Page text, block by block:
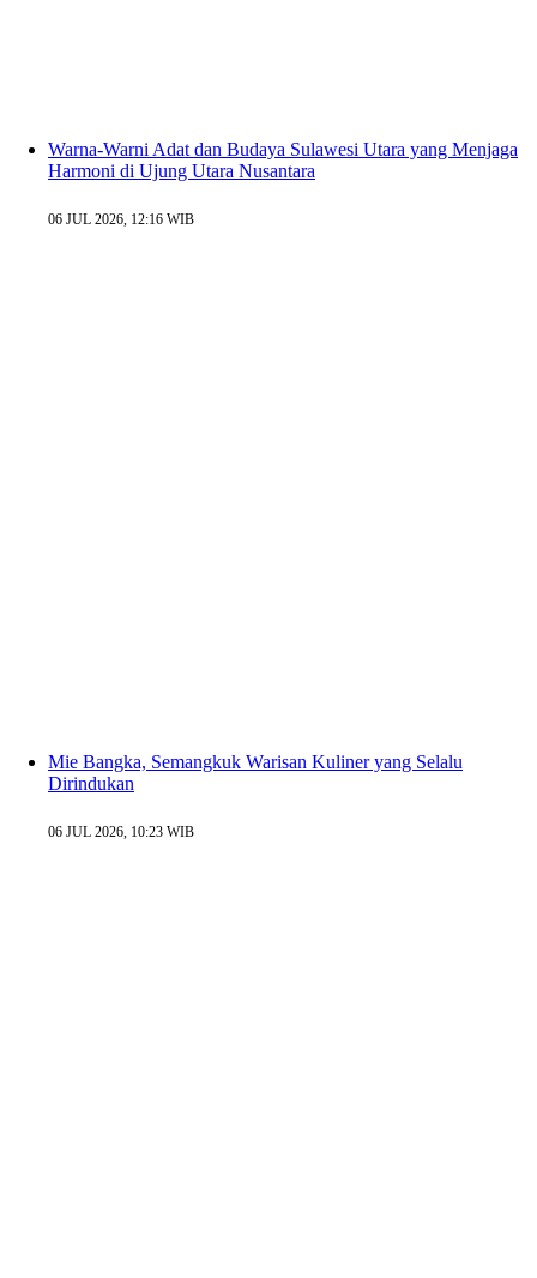
Warna-Warni Adat dan Budaya Sulawesi Utara yang Menjaga
Harmoni di Ujung Utara Nusantara
06 JUL 2026, 12:16 WIB
Mie Bangka, Semangkuk Warisan Kuliner yang Selalu
Dirindukan
06 JUL 2026, 10:23 WIB